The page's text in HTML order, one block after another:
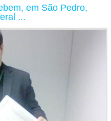
em São Pedro,
...